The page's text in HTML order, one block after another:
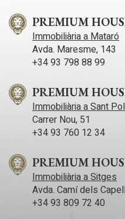
PREMIUM
Immobiliària a Mataró
Avda. Maresme, 143
+34 93 798 88 99
PREMIUM
Immobiliària a Sant
Carrer Nou, 51
+34 93 760 12 34
PREMIUM
Immobiliària a Sitges
Avda. Camí­ dels
+34 93 809 72 40